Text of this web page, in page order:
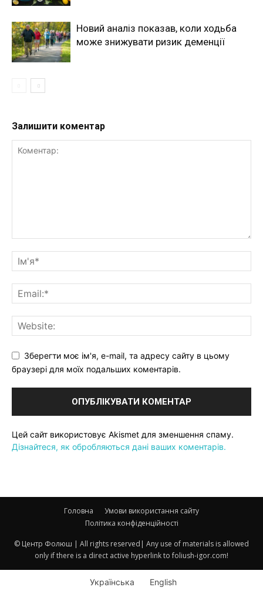
Новий аналіз показав, коли ходьба
може знижувати ризик деменції
Залишити коментар
Зберегти моє ім'я, e-mail, та адресу сайту в цьому
браузері для моїх подальших коментарів.
Цей сайт використовує Akismet для зменшення спаму.
Дізнайтеся, як обробляються дані ваших коментарів.
Головна
Умови використання сайту
Політика конфіденційності
© Центр Фолюш | All rights reserved| Any use of materials is allowed
only if there is a direct active hyperlink to foliush-igor.com!
Українська English